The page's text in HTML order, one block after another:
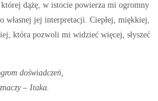
dążę, w istocie powierza mi ogromny
własnej jej interpretacji. Ciepłej, miękkiej,
która pozwoli mi widzieć więcej, słyszeć
doświadczeń,
– Itaka.